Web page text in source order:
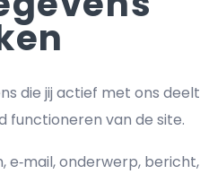
die jij actief met ons deelt
functioneren van de site.
e‑mail, onderwerp, bericht,